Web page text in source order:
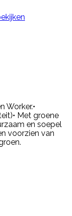
Worker.•
Met groene
en soepel
voorzien van